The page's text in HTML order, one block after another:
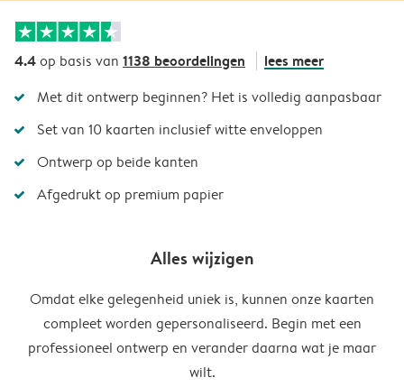
4.4op basis van 1138 beoordelingen lees meer
Met dit ontwerp beginnen? Het is volledig aanpasbaar
Set van 10 kaarten inclusief witte enveloppen
Ontwerp op beide kanten
Afgedrukt op premium papier
Alles wijzigen
Omdat elke gelegenheid uniek is, kunnen onze kaarten
compleet worden gepersonaliseerd. Begin met een
professioneel ontwerp en verander daarna wat je maar
wilt.